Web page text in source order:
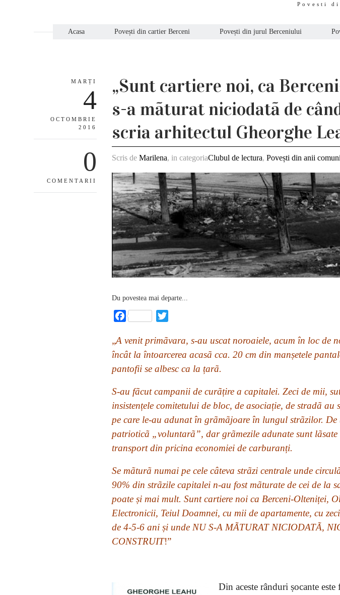
Povesti
Acasa Povești din cartier Berceni Povești din jurul Berceniului
MARȚI
4
OCTOMBRIE
2016
0
COMENTARII
„Sunt cartiere noi, ca
s-a mãturat niciodatã de
scria arhitectul Gheorghe
Scris deMarilena, in categoriaClubul de lectura,Povești din anii
Du povestea mai departe...
Facebook
„A venit primãvara, s-au uscat noroaiele, acum în loc
încât la întoarcerea acasã cca. 20 cm din manșetele
pantofii se albesc ca la țarã.
S-au fãcut campanii de curãțire a capitalei. Zeci de mii,
insistențele comitetului de bloc, de asociație, de stradã au
pe care le-au adunat în grãmãjoare în lungul strãzilor.
patrioticã „voluntarã”, dar grãmezile adunate sunt
transport din pricina economiei de carburanți.
Se mãturã numai pe cele câteva strãzi centrale unde
90% din strãzile capitalei n-au fost mãturate de cei de la
poate și mai mult. Sunt cartiere noi ca Berceni-Olteniței,
Electronicii, Teiul Doamnei, cu mii de apartamente, cu
de 4-5-6 ani și unde NU S-A MÃTURAT NICIODATÃ,
CONSTRUIT!”
Din aceste rânduri șocante